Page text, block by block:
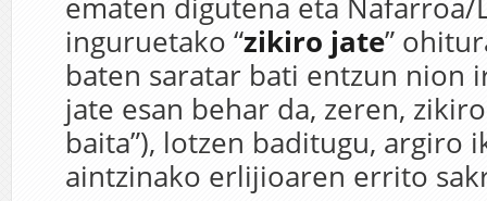
ematen digutena eta Nafarroa/
inguruetako “zikiro jate”
baten saratar bati entzun nion
jate esan behar da, zeren,
baita”), lotzen baditugu, argiro
aintzinako erlijioaren errito